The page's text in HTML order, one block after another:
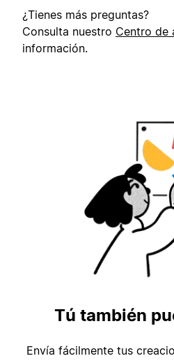
¿Tienes más preguntas?
Consulta nuestro Centro de
información.
Tú también
Envía fácilmente tus